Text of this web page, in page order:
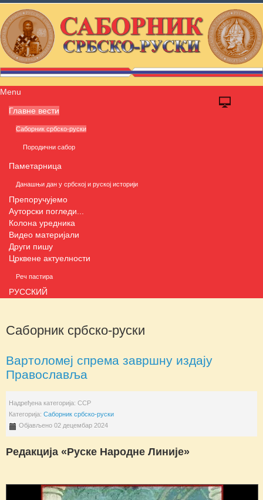
Menu
Главне вести
Саборник србско-руски
Породични сабор
Паметарница
Данашњи дан у србској и руској историји
Препоручујемо
Ауторски погледи...
Колона уредника
Видео материјали
Други пишу
Црквене актуелности
Реч пастира
РУССКИЙ
Саборник србско-руски
Вартоломеј спрема завршну издају
Православља
Надређена категорија: ССР
Категорија: Саборник србско-руски
Објављено 02 децембар 2024
Редакција «Руске Народне Линије»